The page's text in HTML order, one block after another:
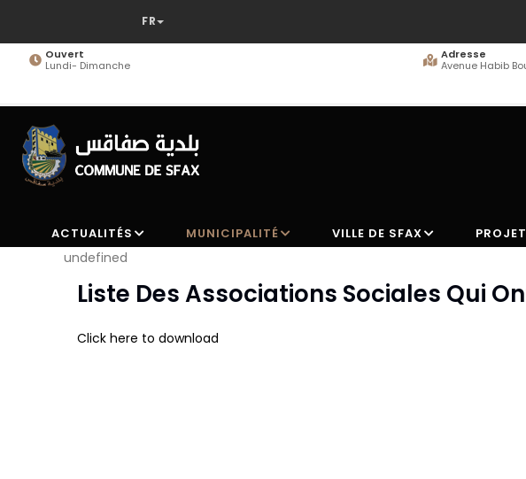
contenuOuvert
Lundi- Dimanche
Adresse
Avenue Habib
ACTUALITÉS MUNICIPALITÉ VILLE DE SFAX
undefined
Liste Des Associations Sociales Qui
Click here to download